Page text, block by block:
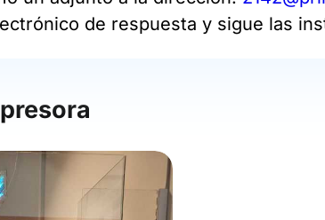
de respuesta y sigue las